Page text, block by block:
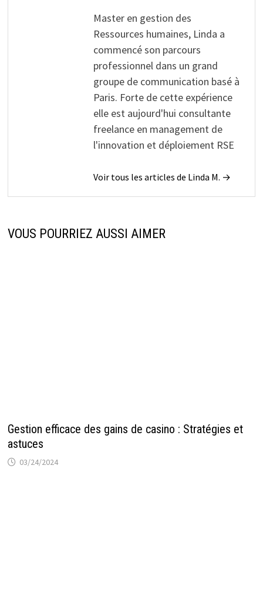
Master en gestion des
Ressources humaines, Linda a
commencé son parcours
professionnel dans un grand
groupe de communication basé à
Paris. Forte de cette expérience
elle est aujourd'hui consultante
freelance en management de
l'innovation et déploiement RSE
Voir tous les articles de Linda M. →
VOUS POURRIEZ AUSSI AIMER
Gestion efficace des gains de casino : Stratégies et
astuces
03/24/2024